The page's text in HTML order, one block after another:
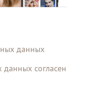
данных
согласен